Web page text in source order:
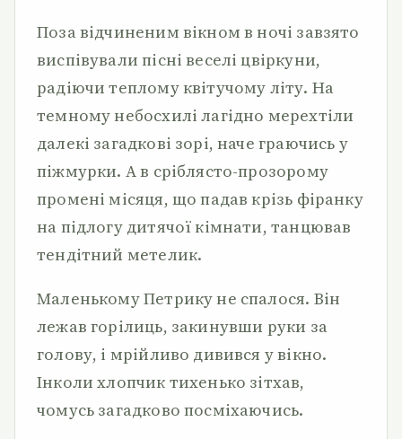
Поза відчиненим вікном в ночі завзято
виспівували пісні веселі цвіркуни,
радіючи теплому квітучому літу. На
темному небосхилі лагідно мерехтіли
далекі загадкові зорі, наче граючись у
піжмурки. А в сріблясто-прозорому
промені місяця, що падав крізь фіранку
на підлогу дитячої кімнати, танцював
тендітний метелик.
Маленькому Петрику не спалося. Він
лежав горілиць, закинувши руки за
голову, і мрійливо дивився у вікно.
Інколи хлопчик тихенько зітхав,
чомусь загадково посміхаючись.